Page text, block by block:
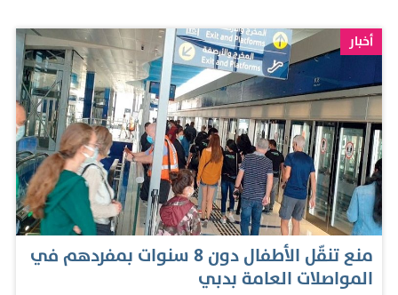
الجديدة للأعوام 2023-2030، بما يتواءم مع الرؤية الحكومية
لدولة الإمارات: «نحن الإمارات 2031» والتوجهات الحكومية
للإمارة وخطة دبي الحضرية 2040 التي تتضمن ملفات رئيسة
تدعم جعل إمارة دبي نموذجاً متكاملاً للمدينة المستدامة.
واعتمدت الهيئة خطة تحويل مركبات الأجرة في دبي: (تاكسي
دبي وشركات الامتياز) بنسبة 100% إلى مركبات صديقة
للبيئة، (هجينة وكهربائية وهيدروجينية)، بحلول عام 2027، بما
يتواءم مع خريطة طريق الهيئة لجعل وسائل النقل الجماعي
عديمة الانبعاثات عام 2050، وتوجهات حكومة دبي الاستراتيجية
أخبار
منع تنقّل الأطفال دون 8 سنوات بمفردهم في
المواصلات العامة بدبي